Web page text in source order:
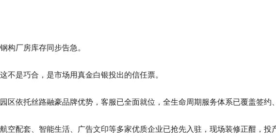
钢构厂房库存同步告急。
这不是巧合，是市场用真金白银投出的信任票。
园区依托丝路融豪品牌优势，客服已全面就位，全生命周期服务体系已覆盖签约
航空配套、智能生活、广告文印等多家优质企业已抢先入驻，现场装修正酣，投